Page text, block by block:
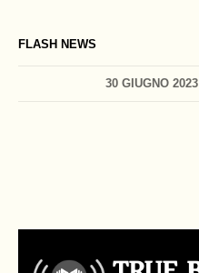
FLASH NEWS
30 GIUGNO 2023